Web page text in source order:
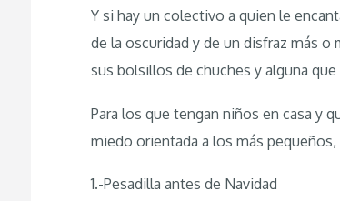
Y si hay un colectivo a quien le
de la oscuridad y de un disfraz más o
sus bolsillos de chuches y alguna
Para los que tengan niños en casa y
miedo orientada a los más pequeños,
1.-Pesadilla antes de Navidad